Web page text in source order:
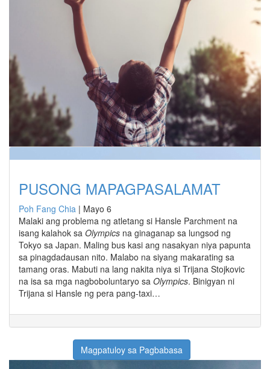
PUSONG MAPAGPASALAMAT
Poh Fang Chia | Mayo 6
Malaki ang problema ng atletang si Hansle Parchment na
isang kalahok sa Olympics na ginaganap sa lungsod ng
Tokyo sa Japan. Maling bus kasi ang nasakyan niya papunta
sa pinagdadausan nito. Malabo na siyang makarating sa
tamang oras. Mabuti na lang nakita niya si Trijana Stojkovic
na isa sa mga nagboboluntaryo sa Olympics. Binigyan ni
Trijana si Hansle ng pera pang-taxi…
Magpatuloy sa Pagbabasa